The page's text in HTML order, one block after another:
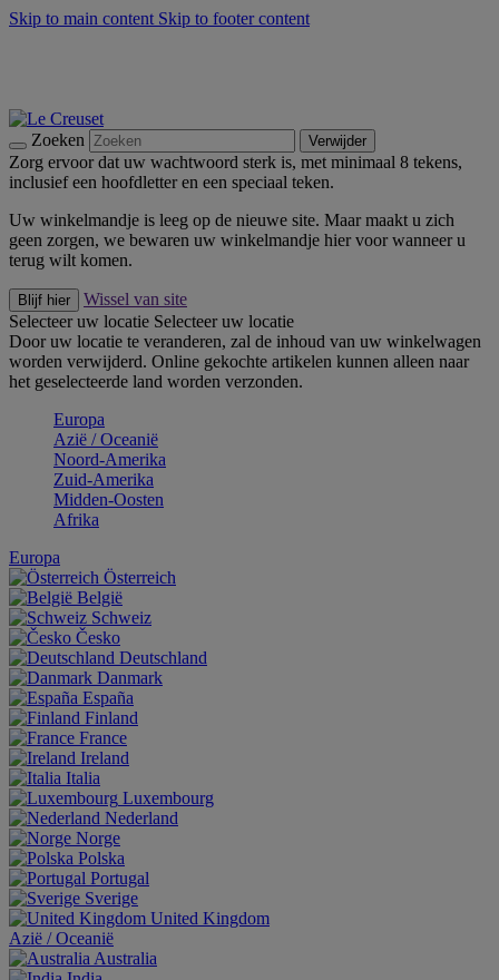
Skip to main content Skip to footer content
Zoeken Verwijder
Zorg ervoor dat uw wachtwoord sterk is, met minimaal 8 tekens,
inclusief een hoofdletter en een speciaal teken.
Uw winkelmandje is leeg op de nieuwe site. Maar maakt u zich
geen zorgen, we bewaren uw winkelmandje hier voor wanneer u
terug wilt komen.
Blijf hier
Wissel van site
Selecteer uw locatie Selecteer uw locatie
Door uw locatie te veranderen, zal de inhoud van uw winkelwagen
worden verwijderd. Online gekochte artikelen kunnen alleen naar
het geselecteerde land worden verzonden.
Europa
Aziё / Oceaniё
Noord-Amerika
Zuid-Amerika
Midden-Oosten
Afrika
Europa
Österreich
België
Schweiz
Česko
Deutschland
Danmark
España
Finland
France
Ireland
Italia
Luxembourg
Nederland
Norge
Polska
Portugal
Sverige
United Kingdom
Aziё / Oceaniё
Australia